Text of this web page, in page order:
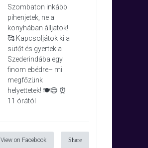
Szombaton inkább
pihenjetek, ne a
konyhában álljatok!
🥰 Kapcsoljátok ki a
sütőt és gyertek a
Szederindába egy
finom ebédre– mi
megfőzünk
helyettetek! 🍽️😊 ⏰
11 órától
View on Facebook Share